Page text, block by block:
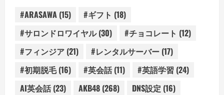
#ARASAWA (15) #ギフト (18)
#サロンドロワイヤル(30) #チョコレート (12)
#フィンジア (21) #レンタルサーバー (17)
#初期脱毛(16) #英会話(11) #英語学習 (24)
AI英会話(23) AKB48 (268) DNS設定 (16)